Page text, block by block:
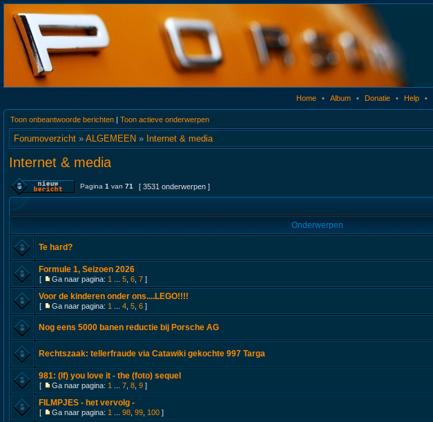
Home • Album • Donatie • Help •
Toon onbeantwoorde berichten | Toon actieve onderwerpen
Forumoverzicht » ALGEMEEN » Internet & media
Internet & media
Pagina 1 van 71 [ 3531 onderwerpen ]
Onderwerpen
Te hard?
Formule 1, Seizoen 2026
[ Ga naar pagina: 1 5 6 7 ]
Voor de kinderen onder ons....LEGO!!!!
[ Ga naar pagina: 1 4 5 6 ]
Nog eens 5000 banen reductie bij Porsche AG
Rechtszaak: tellerfraude via Catawiki gekochte 997 Targa
981: (If) you love it - the (foto) sequel
[ Ga naar pagina: 1 7 8 9 ]
FILMPJES - het vervolg -
[ Ga naar pagina: 1 98 99 100 ]